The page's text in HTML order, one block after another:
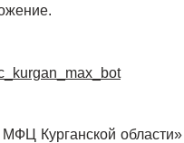
Курганской